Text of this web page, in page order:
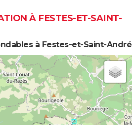
À FESTES-ET-SAINT-
à Festes-et-Saint-André